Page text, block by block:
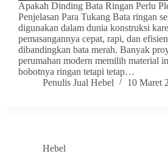
Apakah Dinding Bata Ringan Perlu
Penjelasan Para Tukang Bata ringan
digunakan dalam dunia konstruksi
pemasangannya cepat, rapi, dan efisien
dibandingkan bata merah. Banyak
perumahan modern memilih material
bobotnya ringan tetapi tetap…
Penulis Jual Hebel
10 Maret
Hebel